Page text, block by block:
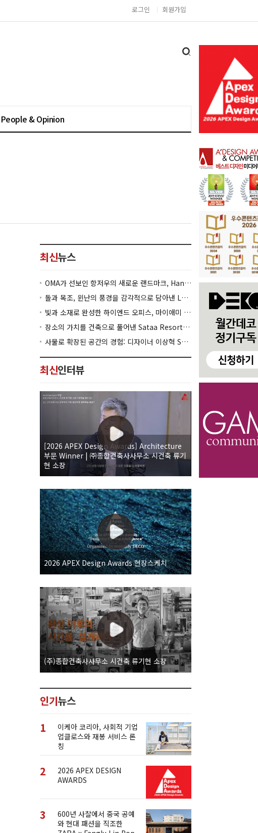
로그인 회원가입
People & Opinion
최신뉴스
OMA가 선보인 항저우의 새로운 랜드마크, Hangzhou Prism
돌과 목조, 윈난의 풍경을 감각적으로 담아낸 Lan Bistro Yunnan Restaurant
빛과 소재로 완성한 하이엔드 오피스, 마이애미 830 Brickell
장소의 가치를 건축으로 풀어낸 Sataa Resort Nan
사물로 확장된 공간의 경험: 디자이너 이상혁 SANGHYEOK LEE
최신인터뷰
[2026 APEX Design Awards] Architecture
부문 Winner | ㈜종합건축사사무소 시건축 류기
현 소장
2026 APEX Design Awards 현장스케치
(주)종합건축사사무소 시건축 류기현 소장
인기뉴스
1
이케아 코리아, 사회적 기업
업클로스와 재봉 서비스 론
칭
2
2026 APEX DESIGN
AWARDS
3
600년 사찰에서 중국 공예
와 현대 패션을 직조한